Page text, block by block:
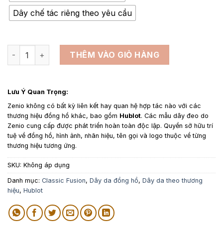
đến
4,500,000₫
Dây chế tác riêng theo yêu cầu
Dây da đồng hồ thay thế cho Hublot Classic Fusion 42mm
THÊM VÀO GIỎ HÀNG
Lưu Ý Quan Trọng:
Zenio không có bất kỳ liên kết hay quan hệ hợp tác nào với các
thương hiệu đồng hồ khác, bao gồm Hublot. Các mẫu dây đeo do
Zenio cung cấp được phát triển hoàn toàn độc lập. Quyền sở hữu trí
tuệ về đồng hồ, hình ảnh, nhãn hiệu, tên gọi và logo thuộc về từng
thương hiệu tương ứng.
SKU: Không áp dụng
Danh mục: Classic Fusion, Dây da đồng hồ, Dây da theo thương
hiệu, Hublot